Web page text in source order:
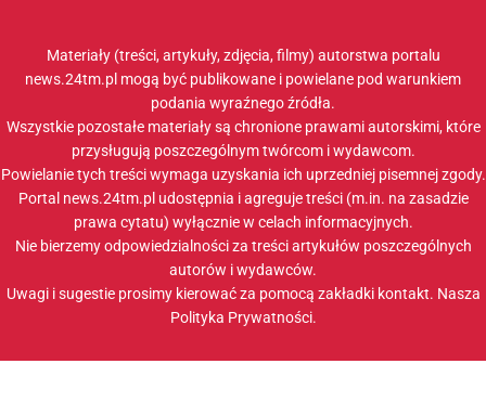
Materiały (treści, artykuły, zdjęcia, filmy) autorstwa portalu
news.24tm.pl mogą być publikowane i powielane pod warunkiem
podania wyraźnego źródła.
Wszystkie pozostałe materiały są chronione prawami autorskimi, które
przysługują poszczególnym twórcom i wydawcom.
Powielanie tych treści wymaga uzyskania ich uprzedniej pisemnej zgody.
Portal news.24tm.pl udostępnia i agreguje treści (m.in. na zasadzie
prawa cytatu) wyłącznie w celach informacyjnych.
Nie bierzemy odpowiedzialności za treści artykułów poszczególnych
autorów i wydawców.
Uwagi i sugestie prosimy kierować za pomocą zakładki kontakt. Nasza
Polityka Prywatności.